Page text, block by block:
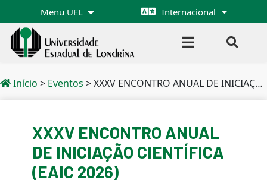
Menu UEL Internacional
Início > Eventos >XXXV ENCONTRO ANUAL DE INICIAÇÃO CIENTÍFICA (EAIC 2026)
XXXV ENCONTRO ANUAL
DE INICIAÇÃO CIENTÍFICA
(EAIC 2026)